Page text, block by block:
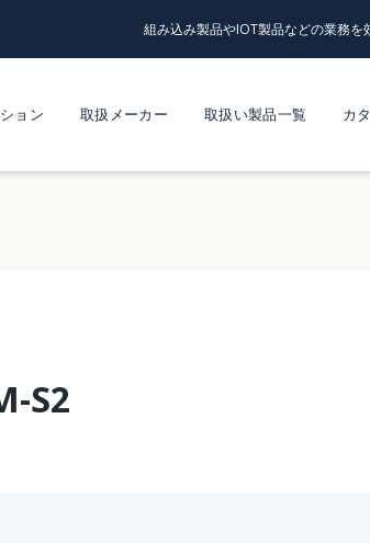
組み込み製品やIOT製品などの業務を
ョン 取扱メーカー 取扱い製品一覧 カ
S2